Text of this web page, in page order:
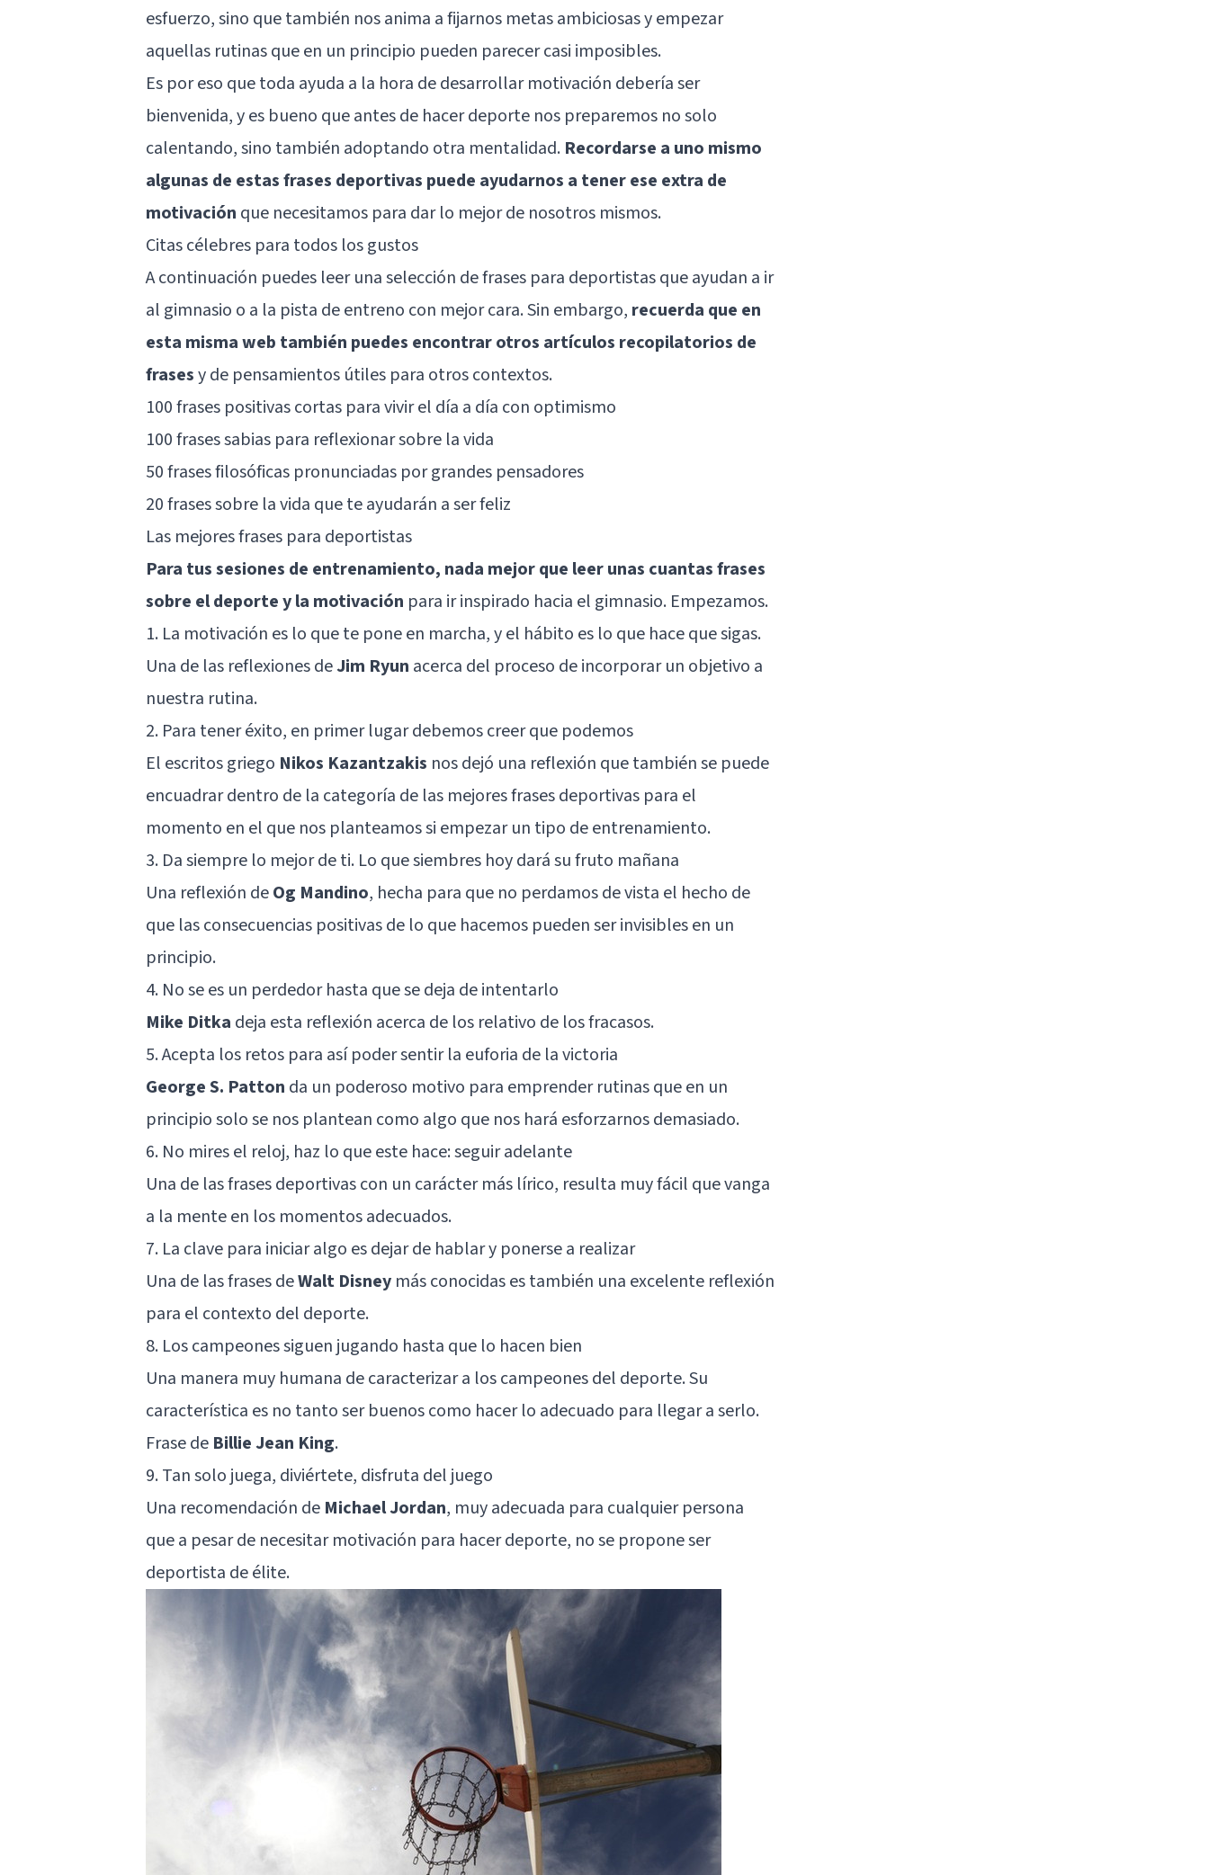
esfuerzo, sino que también nos anima a fijarnos metas ambiciosas y empezar
aquellas rutinas que en un principio pueden parecer casi imposibles.
Es por eso que toda ayuda a la hora de desarrollar motivación debería ser
bienvenida, y es bueno que antes de hacer deporte nos preparemos no solo
calentando, sino también adoptando otra mentalidad. Recordarse a uno mismo
algunas de estas frases deportivas puede ayudarnos a tener ese extra de
motivación que necesitamos para dar lo mejor de nosotros mismos.
Citas célebres para todos los gustos
A continuación puedes leer una selección de frases para deportistas que ayudan a ir
al gimnasio o a la pista de entreno con mejor cara. Sin embargo, recuerda que en
esta misma web también puedes encontrar otros artículos recopilatorios de
frasesy de pensamientos útiles para otros contextos.
100 frases positivas cortas para vivir el día a día con optimismo
100 frases sabias para reflexionar sobre la vida
50 frases filosóficas pronunciadas por grandes pensadores
20 frases sobre la vida que te ayudarán a ser feliz
Las mejores frases para deportistas
Para tus sesiones de entrenamiento, nada mejor que leer unas cuantas frases
sobre el deporte y la motivación para ir inspirado hacia el gimnasio. Empezamos.
1. La motivación es lo que te pone en marcha, y el hábito es lo que hace que sigas.
Una de las reflexiones deJim Ryun acerca del proceso de incorporar un objetivo a
nuestra rutina.
2. Para tener éxito, en primer lugar debemos creer que podemos
El escritos griego Nikos Kazantzakis nos dejó una reflexión que también se puede
encuadrar dentro de la categoría de las mejores frases deportivas para el
momento en el que nos planteamos si empezar un tipo de entrenamiento.
3. Da siempre lo mejor de ti. Lo que siembres hoy dará su fruto mañana
Una reflexión deOg Mandino, hecha para que no perdamos de vista el hecho de
que las consecuencias positivas de lo que hacemos pueden ser invisibles en un
principio.
4. No se es un perdedor hasta que se deja de intentarlo
Mike Ditka deja esta reflexión acerca de los relativo de los fracasos.
5. Acepta los retos para así poder sentir la euforia de la victoria
George S. Patton da un poderoso motivo para emprender rutinas que en un
principio solo se nos plantean como algo que nos hará esforzarnos demasiado.
6. No mires el reloj, haz lo que este hace: seguir adelante
Una de las frases deportivas con un carácter más lírico, resulta muy fácil que vanga
a la mente en los momentos adecuados.
7. La clave para iniciar algo es dejar de hablar y ponerse a realizar
Una de las frases deWalt Disney más conocidas es también una excelente reflexión
para el contexto del deporte.
8. Los campeones siguen jugando hasta que lo hacen bien
Una manera muy humana de caracterizar a los campeones del deporte. Su
característica es no tanto ser buenos como hacer lo adecuado para llegar a serlo.
Frase de Billie Jean King.
9. Tan solo juega, diviértete, disfruta del juego
Una recomendación de Michael Jordan, muy adecuada para cualquier persona
que a pesar de necesitar motivación para hacer deporte, no se propone ser
deportista de élite.